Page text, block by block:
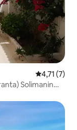
4,71 (7)
Solimanin